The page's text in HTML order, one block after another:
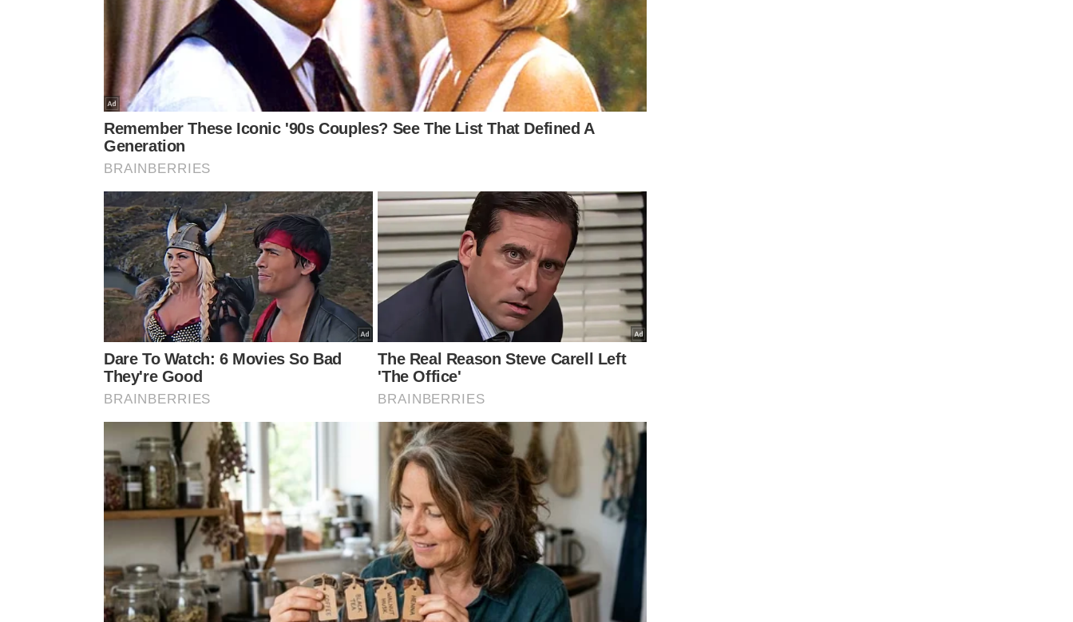
Como transformar a casca em adubo sem erro?
Para plantas ornamentais, corte a casca preta em tiras finas, misture à camada superficial do solo e cubra
com terra seca. Esse cuidado ajuda a decomposição acontecer de forma mais equilibrada, sem deixar
restos expostos nasuperfíciedovaso.
Casca preta ainda tem valor
O segredo é usar pouco e cobrir bem